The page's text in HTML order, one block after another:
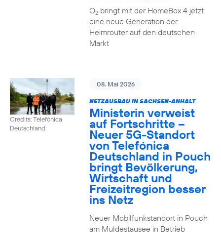
O2bringt mit der HomeBox 4 jetzt
eine neue Generation der
Heimrouter auf den deutschen
Markt
Credits: Telefónica
Deutschland
08. Mai 2026
NETZAUSBAU IN SACHSEN-ANHALT
Ministerin verweist
auf Fortschritte –
Neuer 5G-Standort
von Telefónica
Deutschland in Pouch
bringt Bevölkerung,
Wirtschaft und
Freizeitregion besser
ins Netz
Neuer Mobilfunkstandort in Pouch
am Muldestausee in Betrieb